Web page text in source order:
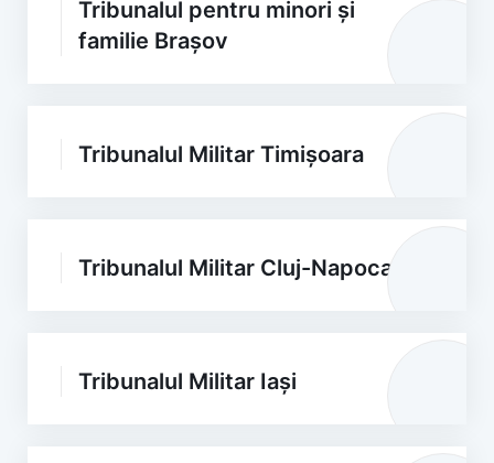
Tribunalul pentru minori și
familie Brașov
Tribunalul Militar Timișoara
Tribunalul Militar Cluj-Napoca
Tribunalul Militar Iași